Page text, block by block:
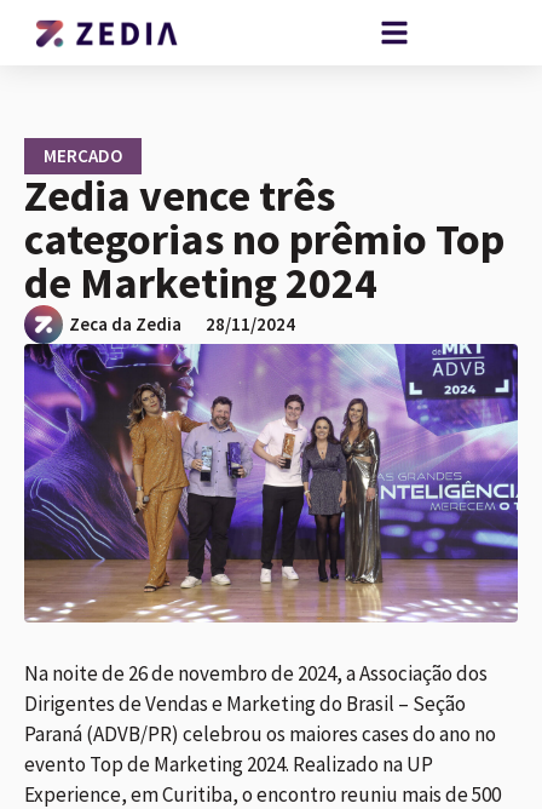
MERCADO
Zedia vence três
categorias no prêmio Top
de Marketing 2024
Zeca da Zedia 28/11/2024
Na noite de 26 de novembro de 2024, a Associação dos
Dirigentes de Vendas e Marketing do Brasil – Seção
Paraná (ADVB/PR) celebrou os maiores cases do ano no
evento Top de Marketing 2024. Realizado na UP
Experience, em Curitiba, o encontro reuniu mais de 500